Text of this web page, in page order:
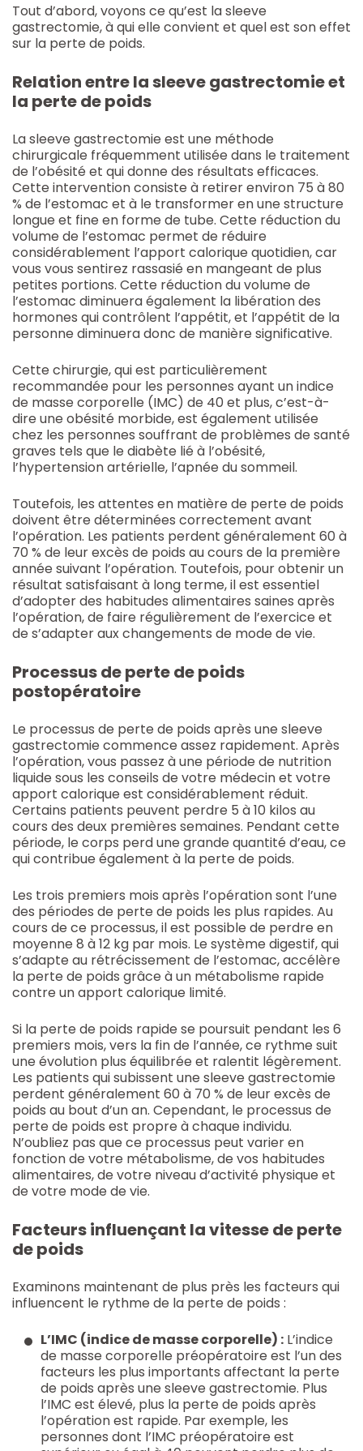
Tout d’abord, voyons ce qu’est la sleeve
gastrectomie, à qui elle convient et quel est son effet
sur la perte de poids.
Relation entre la sleeve gastrectomie et
la perte de poids
La sleeve gastrectomie est une méthode
chirurgicale fréquemment utilisée dans le traitement
de l’obésité et qui donne des résultats efficaces.
Cette intervention consiste à retirer environ 75 à 80
% de l’estomac et à le transformer en une structure
longue et fine en forme de tube. Cette réduction du
volume de l’estomac permet de réduire
considérablement l’apport calorique quotidien, car
vous vous sentirez rassasié en mangeant de plus
petites portions. Cette réduction du volume de
l’estomac diminuera également la libération des
hormones qui contrôlent l’appétit, et l’appétit de la
personne diminuera donc de manière significative.
Cette chirurgie, qui est particulièrement
recommandée pour les personnes ayant un indice
de masse corporelle (IMC) de 40 et plus, c’est-à-
dire une obésité morbide, est également utilisée
chez les personnes souffrant de problèmes de santé
graves tels que le diabète lié à l’obésité,
l’hypertension artérielle, l’apnée du sommeil.
Toutefois, les attentes en matière de perte de poids
doivent être déterminées correctement avant
l’opération. Les patients perdent généralement 60 à
70 % de leur excès de poids au cours de la première
année suivant l’opération. Toutefois, pour obtenir un
résultat satisfaisant à long terme, il est essentiel
d’adopter des habitudes alimentaires saines après
l’opération, de faire régulièrement de l’exercice et
de s’adapter aux changements de mode de vie.
Processus de perte de poids
postopératoire
Le processus de perte de poids après une sleeve
gastrectomie commence assez rapidement. Après
l’opération, vous passez à une période de nutrition
liquide sous les conseils de votre médecin et votre
apport calorique est considérablement réduit.
Certains patients peuvent perdre 5 à 10 kilos au
cours des deux premières semaines. Pendant cette
période, le corps perd une grande quantité d’eau, ce
qui contribue également à la perte de poids.
Les trois premiers mois après l’opération sont l’une
des périodes de perte de poids les plus rapides. Au
cours de ce processus, il est possible de perdre en
moyenne 8 à 12 kg par mois. Le système digestif, qui
s’adapte au rétrécissement de l’estomac, accélère
la perte de poids grâce à un métabolisme rapide
contre un apport calorique limité.
Si la perte de poids rapide se poursuit pendant les 6
premiers mois, vers la fin de l’année, ce rythme suit
une évolution plus équilibrée et ralentit légèrement.
Les patients qui subissent une sleeve gastrectomie
perdent généralement 60 à 70 % de leur excès de
poids au bout d’un an. Cependant, le processus de
perte de poids est propre à chaque individu.
N’oubliez pas que ce processus peut varier en
fonction de votre métabolisme, de vos habitudes
alimentaires, de votre niveau d’activité physique et
de votre mode de vie.
Facteurs influençant la vitesse de perte
de poids
Examinons maintenant de plus près les facteurs qui
influencent le rythme de la perte de poids :
L’IMC (indice de masse corporelle) : L’indice
de masse corporelle préopératoire est l’un des
facteurs les plus importants affectant la perte
de poids après une sleeve gastrectomie. Plus
l’IMC est élevé, plus la perte de poids après
l’opération est rapide. Par exemple, les
personnes dont l’IMC préopératoire est